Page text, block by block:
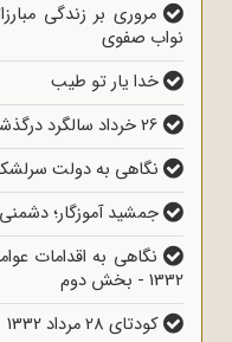
مروری بر زندگی
نواب صفوی
خدا یار تو طیب
نگاهی به دولت
جمشید آموزگار؛
1332 - بخش دوم
کودتای 28 مرداد 1332